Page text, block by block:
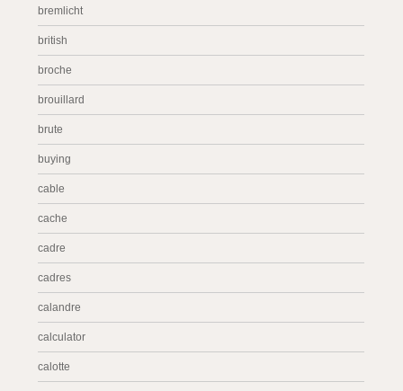
bremlicht
british
broche
brouillard
brute
buying
cable
cache
cadre
cadres
calandre
calculator
calotte